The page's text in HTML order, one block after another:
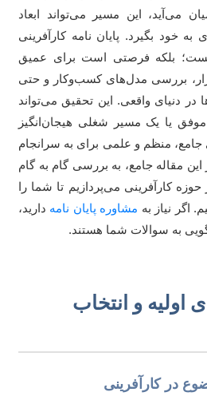
این مسیر می‌تواند ابعاد
خود بگیرد. پایان نامه کارآفرینی
بلکه فرصتی است برای عمیق
بررسی مدل‌های کسب‌وکار و حتی
واقعی. این تحقیق می‌تواند
یا یک مسیر شغلی هیجان‌انگیز
منظم و علمی برای به سرانجام
جامع، به بررسی گام به گام
کارآفرینی می‌پردازیم تا شما را
نیاز بهمشاوره پایان نامهدارید،
سوالات شما هستند.
و انتخاب